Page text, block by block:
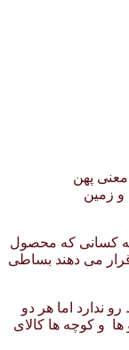
پهن
زمین
کسانی که محصول
می دهند بساطی
ندارد اما هر دو
ها و کوچه ها کالای